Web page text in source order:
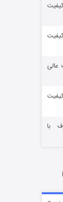
عالی
با